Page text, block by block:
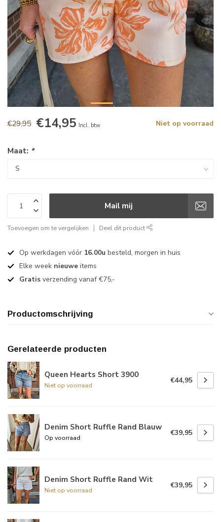
€29,95 €14,95 Incl. btw Niet op voorraad
Maat: *
Mail mij
Toevoegen om te vergelijken Deel dit product
Op werkdagen vóór 16.00u besteld, morgen in huis
Elke week nieuwe items
Gratis verzending vanaf €75,-
Productomschrijving
Gerelateerde producten
Queen Hearts Short 3900
Niet op voorraad
€44,95
Denim Short Ruffle Rand Blauw
Op voorraad
€39,95
Denim Short Ruffle Rand Wit
Niet op voorraad
€39,95